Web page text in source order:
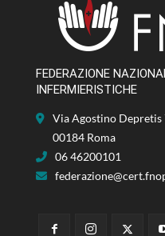
FEDERAZIONE
INFERMIERISTICHE
Via Agostino Depretis
00184 Roma
06 46200101